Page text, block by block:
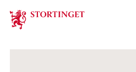
Stortinget.no